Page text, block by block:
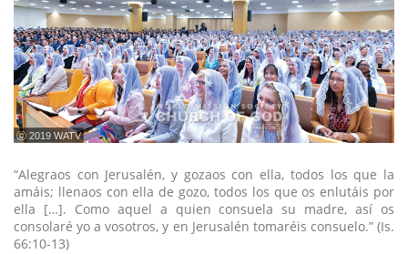
ⓒ 2019 WATV
“Alegraos con Jerusalén, y gozaos con ella, todos los que la
amáis; llenaos con ella de gozo, todos los que os enlutáis por
ella […]. Como aquel a quien consuela su madre, así os
consolaré yo a vosotros, y en Jerusalén tomaréis consuelo.” (Is.
66:10-13)